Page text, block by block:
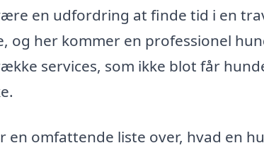
en udfordring at finde tid i en
og her kommer en professionel
services, som ikke blot får
en omfattende liste over, hvad en